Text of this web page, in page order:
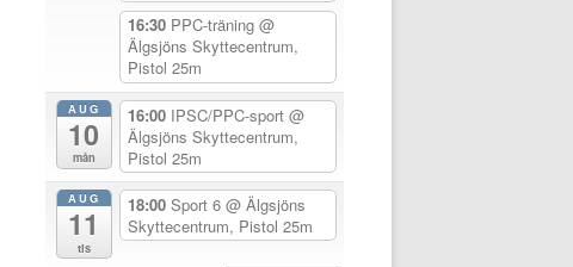
16:30 PPC-träning @
Älgsjöns Skyttecentrum,
Pistol 25m
AUG
10
mån
16:00 IPSC/PPC-sport @
Älgsjöns Skyttecentrum,
Pistol 25m
AUG
11
tis
18:00 Sport 6 @ Älgsjöns
Skyttecentrum, Pistol 25m